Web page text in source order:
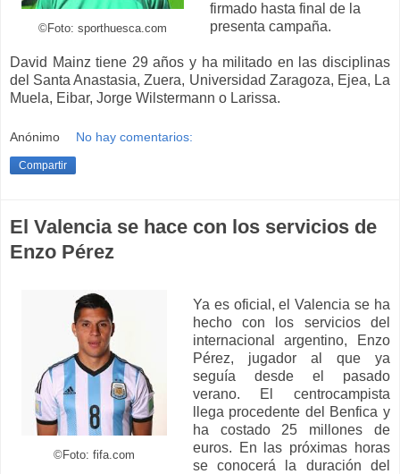
©Foto: sporthuesca.com
firmado hasta final de la
presenta campaña.
David Mainz tiene 29 años y ha militado en las disciplinas
del Santa Anastasia, Zuera, Universidad Zaragoza, Ejea, La
Muela, Eibar, Jorge Wilstermann o Larissa.
Anónimo No hay comentarios:
Compartir
El Valencia se hace con los servicios de
Enzo Pérez
©Foto: fifa.com
Ya es oficial, el Valencia se ha
hecho con los servicios del
internacional argentino, Enzo
Pérez, jugador al que ya
seguía desde el pasado
verano. El centrocampista
llega procedente del Benfica y
ha costado 25 millones de
euros. En las próximas horas
se conocerá la duración del